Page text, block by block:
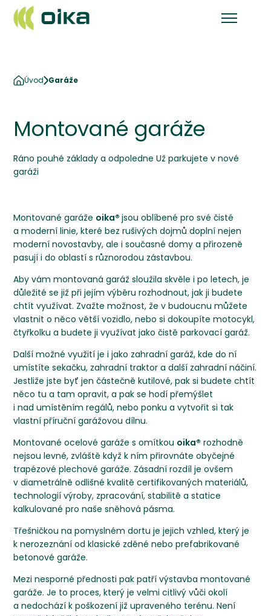
Úvod Garáže
Montované garáže
Ráno pouhé základy a odpoledne Už parkujete v nové
garáži
Montované garáže oika®jsou oblíbené pro své čisté
a moderní linie, které bez rušivých dojmů doplní nejen
moderní novostavby, ale i současné domy a přirozeně
pasují i do oblastí s různorodou zástavbou.
Aby vám montovaná garáž sloužila skvěle i po letech, je
důležité se již při jejím výběru rozhodnout, jak ji budete
chtít využívat. Zvažte možnost, že v budoucnu můžete
vlastnit o něco větší vozidlo, nebo si dokoupíte motocykl,
čtyřkolku a budete ji využívat jako čistě parkovací garáž.
Další možné využití je i jako zahradní garáž, kde do ní
umístíte sekačku, zahradní traktor a další zahradní náčiní.
Jestliže jste byť jen částečně kutilové, pak si budete chtít
něco tu a tam opravit, a pak se hodí přemýšlet
i nad umístěním regálů, nebo ponku a vytvořit si tak
vlastní příruční garážovou dílnu.
Montované ocelové garáže s omítkou oika® rozhodně
nejsou levné, zvláště když k ním přirovnáte obyčejné
trapézové plechové garáže. Zásadní rozdíl je ovšem
v diametrálně odlišné kvalitě certifikovaných materiálů,
technologií výroby, zpracování, stabilitě a statice
kalkulované pro naše sněhová pásma.
Třešničkou na pomyslném dortu je jejich vzhled, který je
k nerozeznání od klasické zděné nebo prefabrikované
betonové garáže.
Mezi nesporné přednosti pak patří výstavba montované
garáže. Je to proces, který je velmi citlivý vůči okolí
a nedochází k poškození již upraveného terénu. Není